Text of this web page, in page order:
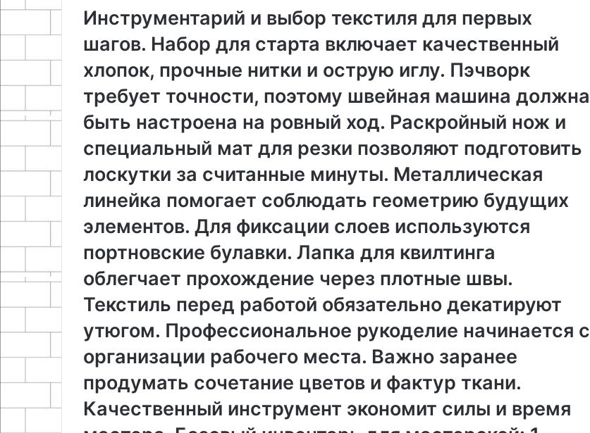
Инструментарий и выбор текстиля для первых
шагов. Набор для старта включает качественный
хлопок, прочные нитки и острую иглу. Пэчворк
требует точности, поэтому швейная машина должна
быть настроена на ровный ход. Раскройный нож и
специальный мат для резки позволяют подготовить
лоскутки за считанные минуты. Металлическая
линейка помогает соблюдать геометрию будущих
элементов. Для фиксации слоев используются
портновские булавки. Лапка для квилтинга
облегчает прохождение через плотные швы.
Текстиль перед работой обязательно декатируют
утюгом. Профессиональное рукоделие начинается с
организации рабочего места. Важно заранее
продумать сочетание цветов и фактур ткани.
Качественный инструмент экономит силы и время